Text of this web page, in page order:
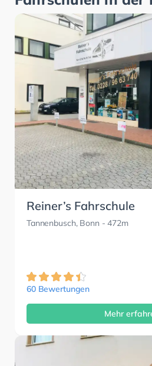
Reiner’s Fahrschule
Tannenbusch, Bonn - 472m
60 Bewertungen
Mehr